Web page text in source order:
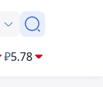
₽5.78